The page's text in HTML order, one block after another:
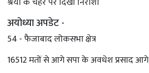
अयोध्या अपडेट -
54 - फैजाबाद लोकसभा क्षेत्र
16512 मतों से आगे सपा के अवधेश प्रसाद आगे